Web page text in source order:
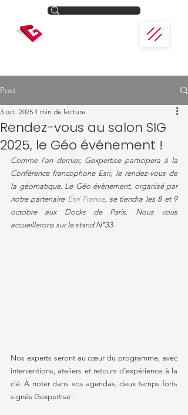
Post
Rendez-vous au salon SIG
2025, le Géo événement !
3 oct. 2025 1 min de lecture
Comme l’an dernier, Gexpertise participera à la
Conférence francophone Esri, le rendez-vous de
la géomatique. Le Géo évènement, organisé par
notre partenaire Esri France, se tiendra les 8 et 9
octobre aux Docks de Paris. Nous vous
accueillerons sur le stand N°33.
Nos experts seront au cœur du programme, avec
interventions, ateliers et retours d’expérience à la
clé. À noter dans vos agendas, deux temps forts
signés Gexpertise :